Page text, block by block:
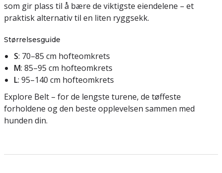
som gir plass til å bære de viktigste eiendelene – et
praktisk alternativ til en liten ryggsekk.
Størrelsesguide
S: 70–85 cm hofteomkrets
M: 85–95 cm hofteomkrets
L: 95–140 cm hofteomkrets
Explore Belt – for de lengste turene, de tøffeste
forholdene og den beste opplevelsen sammen med
hunden din.